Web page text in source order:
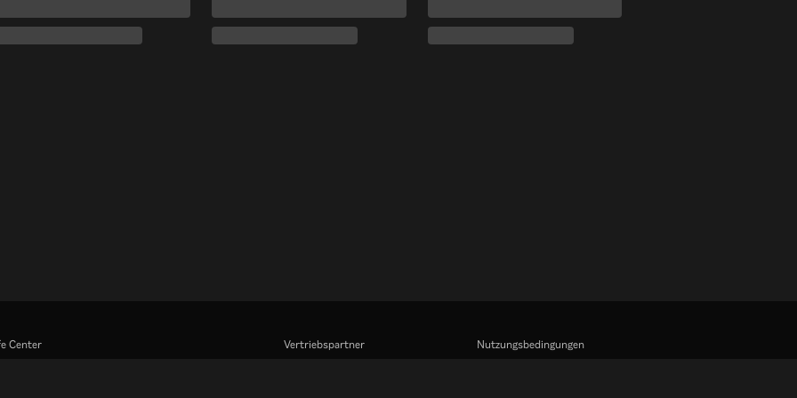
Center
Vertriebspartner
Nutzungsbedingungen